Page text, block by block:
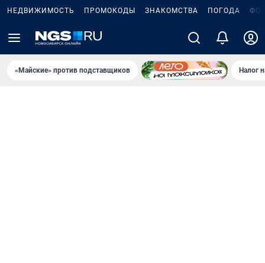
НЕДВИЖИМОСТЬ ПРОМОКОДЫ ЗНАКОМСТВА ПОГОДА
«Майские» против подставщиков Налог